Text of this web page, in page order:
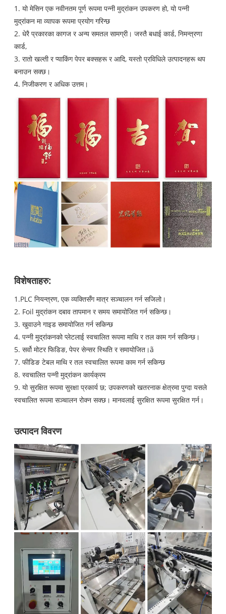
1. यो मेसिन एक नवीनतम पूर्ण रूपमा पन्नी मुद्रांकन उपकरण हो, यो पन्नी
मुद्रांकन मा व्यापक रूपमा प्रयोग गरिन्छ
2. धेरै प्रकारका कागज र अन्य समतल सामग्री। जस्तै बधाई कार्ड, निमन्त्रणा
कार्ड,
3. रातो खल्ती र प्याकिंग पेपर बक्सहरू र आदि, यस्तो प्रविधिले उत्पादनहरू थप
बनाउन सक्छ।
4. निजीकरण र अधिक उत्तम।
विशेषताहरु:
1.PLC नियन्त्रण, एक व्यक्तिसँग मात्र सञ्चालन गर्न सजिलो।
2. Foil मुद्रांकन दबाव तापमान र समय समायोजित गर्न सकिन्छ।
3. खुवाउने गाइड समायोजित गर्न सकिन्छ
4. पन्नी मुद्रांकनको प्लेटलाई स्वचालित रूपमा माथि र तल काम गर्न सकिन्छ।
5. सर्वो मोटर फिडिङ, पेपर सेन्सर स्थिति र समायोजित।ã
7. फीडिङ टेबल माथि र तल स्वचालित रूपमा काम गर्न सकिन्छ
8. स्वचालित पन्नी मुद्रांकन कार्यक्रम
9. यो सुरक्षित रूपमा सुरक्षा प्रकार्य छ; उपकरणको खतरनाक क्षेत्रमा पुग्दा यसले
स्वचालित रूपमा सञ्चालन रोक्न सक्छ। मानवलाई सुरक्षित रूपमा सुरक्षित गर्न।
उत्पादन विवरण